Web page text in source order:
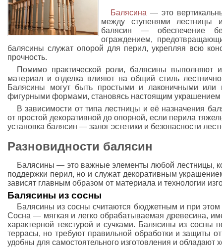
Балясина — это
между ступенями лестницы
балясин — обеспечение
ограждением,
балясины служат опорой для перил, укрепляя всю
прочность.
Помимо практической роли, балясины
материал и отделка влияют на общий стиль
Балясины могут быть простыми и лаконичными
фигурными формами, становясь настоящим
В зависимости от типа лестницы и её назначения
от простой декоративной до опорной, если перила
установка балясин — залог эстетики и безопасности
Разновидности балясин
Балясины — это важные элементы любой лестницы,
поддержки перил, но и служат декоративным
зависят главным образом от материала и технологии
Балясины из сосны
Балясины из сосны считаются бюджетным и при этом
Сосна — мягкая и легко обрабатываемая древесина,
характерной текстурой и сучками. Балясины из сосны
террасы, но требуют правильной обработки и защиты
удобны для самостоятельного изготовления и обладают